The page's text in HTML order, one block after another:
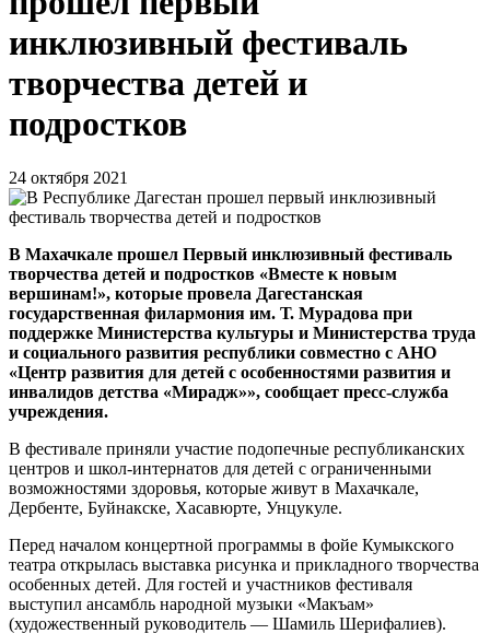
инклюзивный фестиваль
творчества детей и
подростков
24 октября 2021
В Махачкале прошел Первый инклюзивный фестиваль
творчества детей и подростков «Вместе к новым
вершинам!», которые провела Дагестанская
государственная филармония им. Т. Мурадова при
поддержке Министерства культуры и Министерства труда
и социального развития республики совместно с АНО
«Центр развития для детей с особенностями развития и
инвалидов детства «Мирадж»», сообщает пресс-служба
учреждения.
В фестивале приняли участие подопечные республиканских
центров и школ-интернатов для детей с ограниченными
возможностями здоровья, которые живут в Махачкале,
Дербенте, Буйнакске, Хасавюрте, Унцукуле.
Перед началом концертной программы в фойе Кумыкского
театра открылась выставка рисунка и прикладного творчества
особенных детей. Для гостей и участников фестиваля
выступил ансамбль народной музыки «Макъам»
(художественный руководитель — Шамиль Шерифалиев).